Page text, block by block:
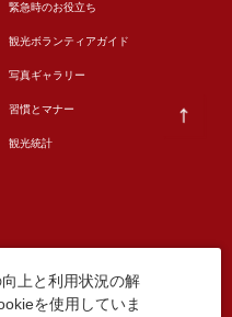
緊急時のお役立ち
観光ボランティアガイド
写真ギャラリー
習慣とマナー
観光統計
広告掲載について
上と利用状況の解
を使用していま